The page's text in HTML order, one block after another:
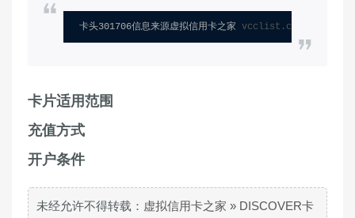
卡头301706信息来源虚拟信用卡之家 vcclist.com
卡片适用范围
充值方式
开户条件
未经允许不得转载： 虚拟信用卡之家 » DISCOVER卡